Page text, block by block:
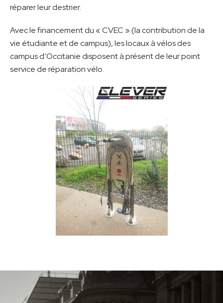
réparer leur destrier.
Avec le financement du « CVEC » (la contribution de la
vie étudiante et de campus), les locaux à vélos des
campus d’Occitanie disposent à présent de leur point
service de réparation vélo.